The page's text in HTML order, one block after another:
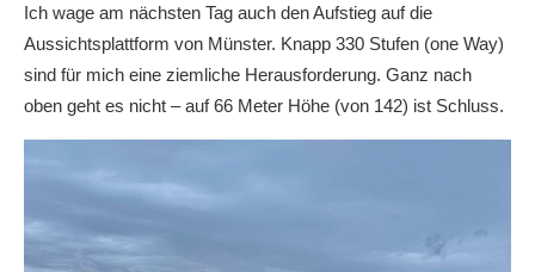
Ich wage am nächsten Tag auch den Aufstieg auf die
Aussichtsplattform von Münster. Knapp 330 Stufen (one Way)
sind für mich eine ziemliche Herausforderung. Ganz nach
oben geht es nicht – auf 66 Meter Höhe (von 142) ist Schluss.